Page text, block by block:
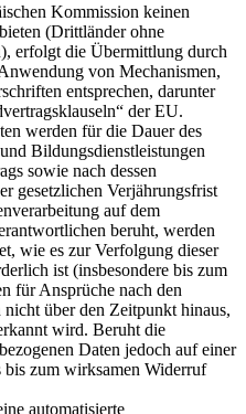
Kommission keinen
(Drittländer ohne
erfolgt die Übermittlung durch
von Mechanismen,
entsprechen, darunter
der EU.
werden für die Dauer des
Bildungsdienstleistungen
sowie nach dessen
gesetzlichen Verjährungsfrist
auf dem
beruht, werden
wie es zur Verfolgung dieser
ist (insbesondere bis zum
für Ansprüche nach den
nicht über den Zeitpunkt hinaus,
wird. Beruht die
Daten jedoch auf einer
zum wirksamen Widerruf
automatisierte